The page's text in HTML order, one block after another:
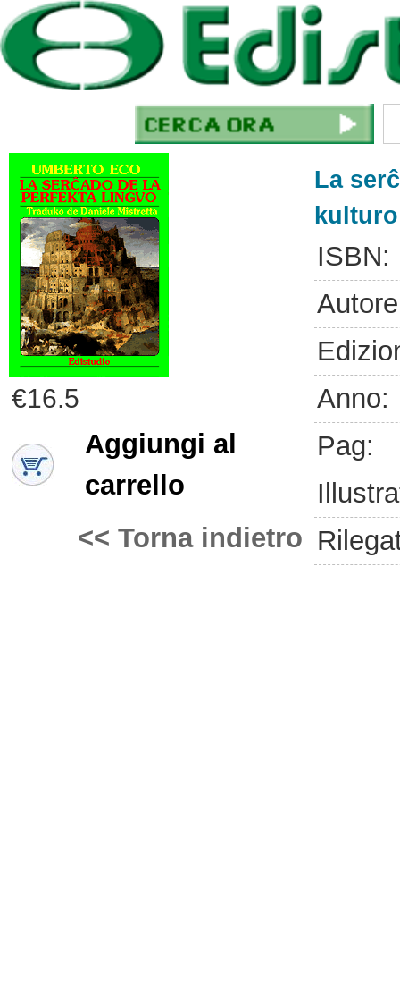
€16.5
Aggiungi al
carrello
<< Torna indietro
La
kulturo
ISBN:
Anno:
Pag: